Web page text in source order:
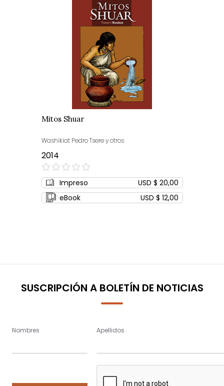
Mitos Shuar
Washikiat Pedro Tsere y otros
2014
0%
Impreso
USD $ 20,00
eBook
USD $ 12,00
SUSCRIPCIÓN A BOLETÍN DE NOTICIAS
Nombres Apellidos